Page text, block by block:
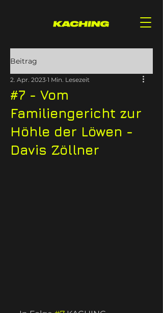
Beitrag
#7 - Vom
Familiengericht zur
Höhle der Löwen -
Davis Zöllner
2. Apr. 2023 1 Min. Lesezeit